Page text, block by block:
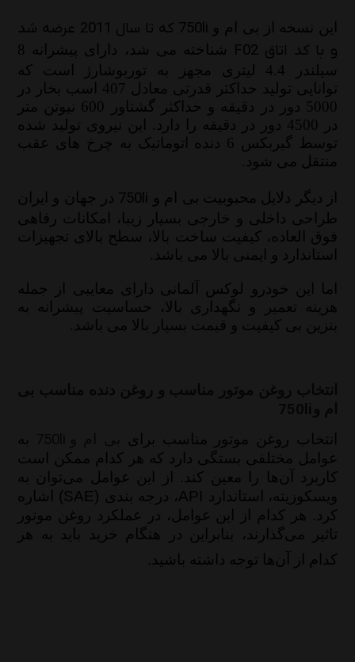
هوشمندانه آن
راهنمای کامل روغن موتور 20W-50
دوشنبه 17 آذر 1404
این نسخه از بی ام و 750li
که تا سال 2011 عرضه شد
و با کد اتاق F02
شناخته می شد، دارای پیشرانه 8
سیلندر 4.4 لیتری مجهز به توربوشارژ است که
توانایی تولید حداکثر قدرتی معادل 407 اسب بخار در
5000 دور در دقیقه و حداکثر گشتاور 600 نیوتن متر
در 4500 دور در دقیقه را دارد. این نیروی تولید شده
توسط گیربکس 6 دنده اتوماتیک به چرخ های عقب
منتقل می شود.
از دیگر دلایل محبوبیت بی ام و 750li در جهان و ایران
طراحی داخلی و خارجی بسیار زیبا، امکانات رفاهی
فوق العاده، کیفیت ساخت بالا، سطح بالای تجهیزات
استاندارد و ایمنی بالا می باشد.
اما این خودرو لوکس آلمانی دارای معایبی از جمله
هزینه تعمیر و نگهداری بالا، حساسیت پیشرانه به
بنزین بی کیفیت و قیمت بسیار بالا می باشد.
انتخاب روغن موتور مناسب برای
به
عوامل مختلفی بستگی دارد که هر کدام ممکن است
کاربرد آن‌ها را معین کند. از این عوامل می‌توان به
ویسکوزیته،
استاندارد API، درجه بندی (SAE)
اشاره
کرد. هر کدام از این عوامل، در عملکرد روغن موتور
تاثیر می‌گذارند، بنابراین در هنگام خرید باید به هر
کدام از آن‌ها توجه داشته باشید .